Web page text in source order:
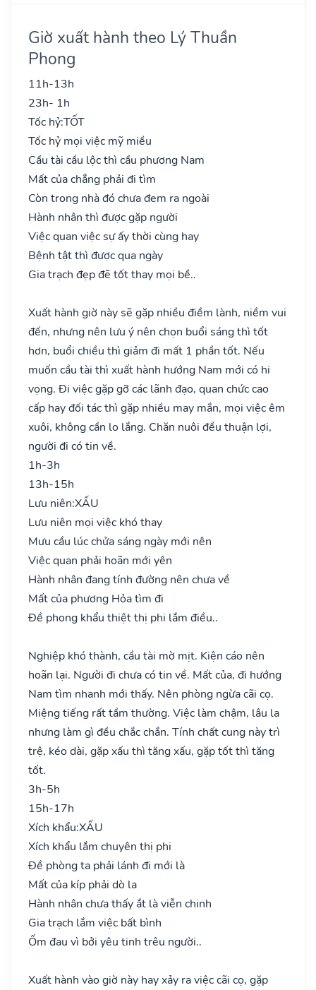
Giờ xuất hành theo Lý Thuần
Phong
11h-13h
23h- 1h
Tốc hỷ:TỐT
Tốc hỷ mọi việc mỹ miều
Cầu tài cầu lộc thì cầu phương Nam
Mất của chẳng phải đi tìm
Còn trong nhà đó chưa đem ra ngoài
Hành nhân thì được gặp người
Việc quan việc sự ấy thời cùng hay
Bệnh tật thì được qua ngày
Gia trạch đẹp đẽ tốt thay mọi bề..
Xuất hành giờ này sẽ gặp nhiều điềm lành, niềm vui
đến, nhưng nên lưu ý nên chọn buổi sáng thì tốt
hơn, buổi chiều thì giảm đi mất 1 phần tốt. Nếu
muốn cầu tài thì xuất hành hướng Nam mới có hi
vọng. Đi việc gặp gỡ các lãnh đạo, quan chức cao
cấp hay đối tác thì gặp nhiều may mắn, mọi việc êm
xuôi, không cần lo lắng. Chăn nuôi đều thuận lợi,
người đi có tin về.
1h-3h
13h-15h
Lưu niên:XẤU
Lưu niên mọi việc khó thay
Mưu cầu lúc chửa sáng ngày mới nên
Việc quan phải hoãn mới yên
Hành nhân đang tính đường nên chưa về
Mất của phương Hỏa tìm đi
Đề phong khẩu thiệt thị phi lắm điều..
Nghiệp khó thành, cầu tài mờ mịt. Kiện cáo nên
hoãn lại. Người đi chưa có tin về. Mất của, đi hướng
Nam tìm nhanh mới thấy. Nên phòng ngừa cãi cọ.
Miệng tiếng rất tầm thường. Việc làm chậm, lâu la
nhưng làm gì đều chắc chắn. Tính chất cung này trì
trệ, kéo dài, gặp xấu thì tăng xấu, gặp tốt thì tăng
tốt.
3h-5h
15h-17h
Xích khẩu:XẤU
Xích khẩu lắm chuyên thị phi
Đề phòng ta phải lánh đi mới là
Mất của kíp phải dò la
Hành nhân chưa thấy ắt là viễn chinh
Gia trạch lắm việc bất bình
Ốm đau vì bởi yêu tinh trêu người..
Xuất hành vào giờ này hay xảy ra việc cãi cọ, gặp